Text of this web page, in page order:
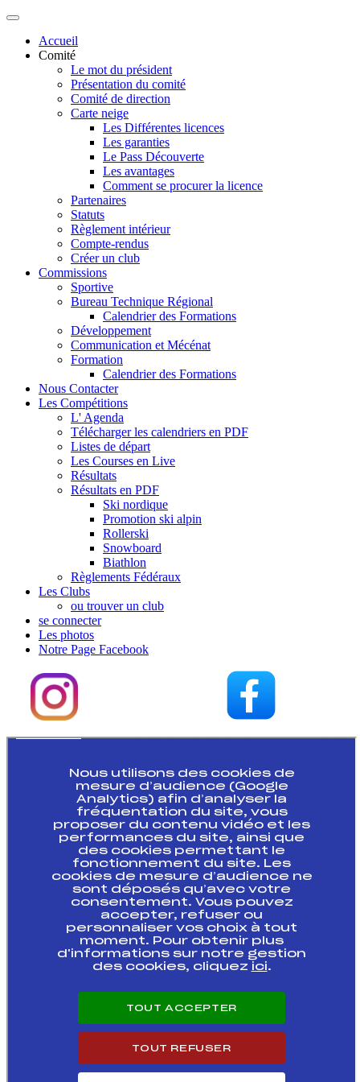
Accueil
Comité
Le mot du président
Présentation du comité
Comité de direction
Carte neige
Les Différentes licences
Les garanties
Le Pass Découverte
Les avantages
Comment se procurer la licence
Partenaires
Statuts
Règlement intérieur
Compte-rendus
Créer un club
Commissions
Sportive
Bureau Technique Régional
Calendrier des Formations
Développement
Communication et Mécénat
Formation
Calendrier des Formations
Nous Contacter
Les Compétitions
L' Agenda
Télécharger les calendriers en PDF
Listes de départ
Les Courses en Live
Résultats
Résultats en PDF
Ski nordique
Promotion ski alpin
Rollerski
Snowboard
Biathlon
Règlements Fédéraux
Les Clubs
ou trouver un club
se connecter
Les photos
Notre Page Facebook